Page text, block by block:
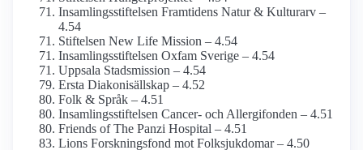
Insamlingsstiftelsen Framtidens Natur & Kulturarv –
4.54
Stiftelsen New Life Mission – 4.54
Insamlings­stiftelsen Oxfam Sverige – 4.54
Uppsala Stadsmission – 4.54
Ersta Diakonisällskap – 4.52
Folk & Språk – 4.51
Insamlings­stiftelsen Cancer- och Allergifonden – 4.51
Friends of The Panzi Hospital – 4.51
Lions Forsknings­fond mot Folksjukdomar – 4.50